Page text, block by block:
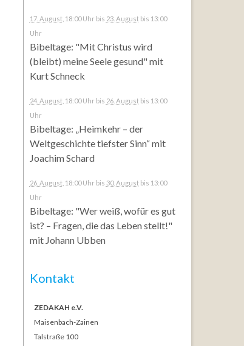
17. August, 18:00 Uhr bis 23. Augustbis 13:00
Uhr
Bibeltage: "Mit Christus wird
(bleibt) meine Seele gesund" mit
Kurt Schneck
24. August, 18:00 Uhr bis 26. Augustbis 13:00
Uhr
Bibeltage: „Heimkehr – der
Weltgeschichte tiefster Sinn“ mit
Joachim Schard
26. August, 18:00 Uhr bis 30. Augustbis 13:00
Uhr
Bibeltage: "Wer weiß, wofür es gut
ist? – Fragen, die das Leben stellt!"
mit Johann Ubben
Kontakt
ZEDAKAH e.V.
Maisenbach-Zainen
Talstraße 100